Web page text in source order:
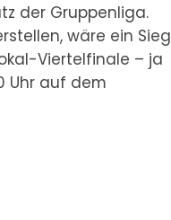
der Gruppenliga.
wäre ein Sieg
Viertelfinale – ja
Uhr auf dem